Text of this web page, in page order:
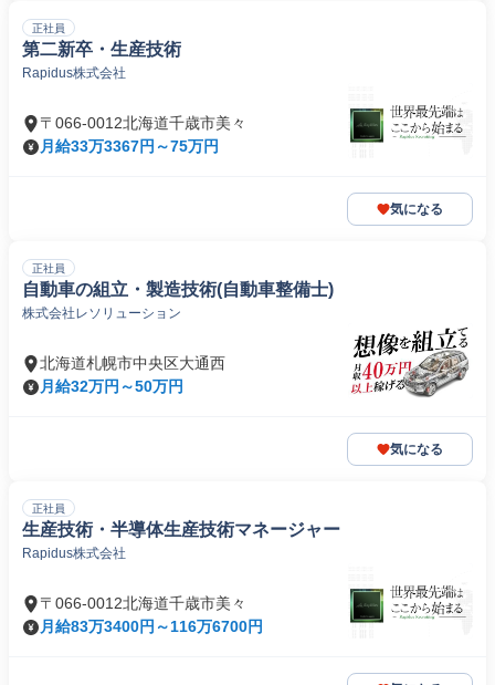
正社員
第二新卒・生産技術
Rapidus株式会社
〒066-0012北海道千歳市美々
月給33万3367円～75万円
気になる
正社員
自動車の組立・製造技術(自動車整備士)
株式会社レソリューション
北海道札幌市中央区大通西
月給32万円～50万円
気になる
正社員
生産技術・半導体生産技術マネージャー
Rapidus株式会社
〒066-0012北海道千歳市美々
月給83万3400円～116万6700円